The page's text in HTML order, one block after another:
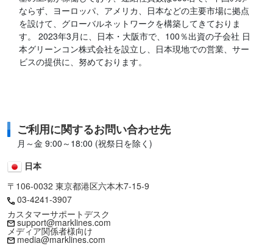
ならず、ヨーロッパ、アメリカ、日本などの主要市場に拠点
を設けて、グローバルネットワークを構築してきておりま
す。 2023年3月に、日本・大阪市で、100％出資の子会社 日
本グリーンコン株式会社を設立し、日本現地での営業、サー
ビスの提供に、努めております。
ご利用に関するお問い合わせ先
月～金 9:00～18:00 (祝祭日を除く)
日本
〒106-0032 東京都港区六本木7-15-9
03-4241-3907
カスタマーサポートデスク
support@marklines.com
メディア関係者様向け
media@marklines.com